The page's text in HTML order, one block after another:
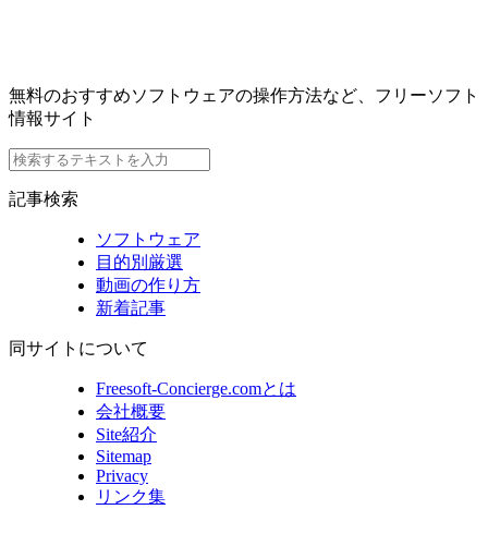
無料のおすすめソフトウェアの操作方法など、フリーソフト
情報サイト
記事検索
ソフトウェア
目的別厳選
動画の作り方
新着記事
同サイトについて
Freesoft-Concierge.comとは
会社概要
Site紹介
Sitemap
Privacy
リンク集